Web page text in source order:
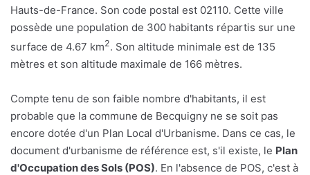
Hauts-de-France. Son code postal est 02110. Cette ville
possède une population de 300 habitants répartis sur une
surface de 4.67 km2. Son altitude minimale est de 135
mètres et son altitude maximale de 166 mètres.
Compte tenu de son faible nombre d'habitants, il est
probable que la commune de Becquigny ne se soit pas
encore dotée d'un Plan Local d'Urbanisme. Dans ce cas, le
document d'urbanisme de référence est, s'il existe, le Plan
d'Occupation des Sols (POS). En l'absence de POS, c'est à